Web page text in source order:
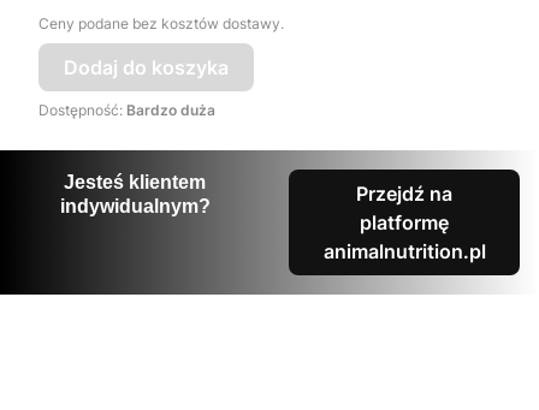
Ceny podane bez kosztów dostawy.
Dodaj do koszyka
Dostępność: Bardzo duża
Jesteś klientem
indywidualnym?
Przejdź na
platformę
animalnutrition.pl